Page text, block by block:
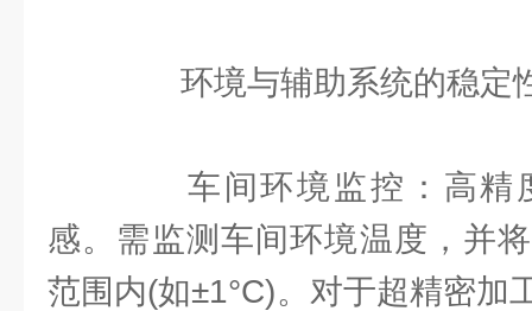
环境与辅助系统的稳定
车间环境监控：高精
感。需监测车间环境温度，并
范围内(如±1°C)。对于超精密加